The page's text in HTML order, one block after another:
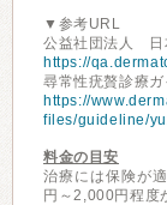
▼参考URL
公益社団法人 日
https://
尋常性疣贅診療
https://
files/guideline/
料金の目安
治療には保険が
円～2,000円程度